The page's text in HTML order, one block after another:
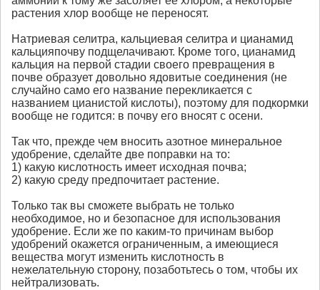
растения хлор вообще не переносят.
Натриевая селитра, кальциевая селитра и цианамид
кальцияпочву подщелачивают. Кроме того, цианамид
кальция на первой стадии своего превращения в
почве образует довольно ядовитые соединения (не
случайно само его название перекликается с
названием цианистой кислоты), поэтому для подкормки
вообще не годится: в почву его вносят с осени.
Так что, прежде чем вносить азотное минеральное
удобрение, сделайте две поправки на то:
1) какую кислотность имеет исходная почва;
2) какую среду предпочитает растение.
Только так вы сможете выбрать не только
необходимое, но и безопасное для использования
удобрение. Если же по каким-то причинам выбор
удобрений окажется ограниченным, а имеющиеся
вещества могут изменить кислотность в
нежелательную сторону, позаботьтесь о том, чтобы их
нейтрализовать.